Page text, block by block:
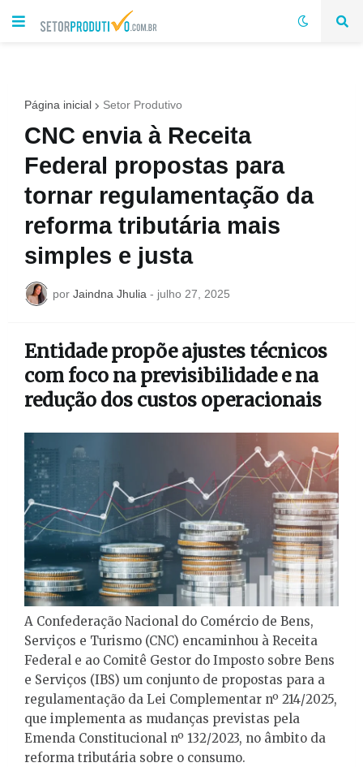
Página inicial Setor Produtivo
CNC envia à Receita
Federal propostas para
tornar regulamentação da
reforma tributária mais
simples e justa
por Jaindna Jhulia - julho 27, 2025
Entidade propõe ajustes técnicos
com foco na previsibilidade e na
redução dos custos operacionais
A Confederação Nacional do Comércio de Bens,
Serviços e Turismo (CNC) encaminhou à Receita
Federal e ao Comitê Gestor do Imposto sobre Bens
e Serviços (IBS) um conjunto de propostas para a
regulamentação da Lei Complementar nº 214/2025,
que implementa as mudanças previstas pela
Emenda Constitucional nº 132/2023, no âmbito da
reforma tributária sobre o consumo.